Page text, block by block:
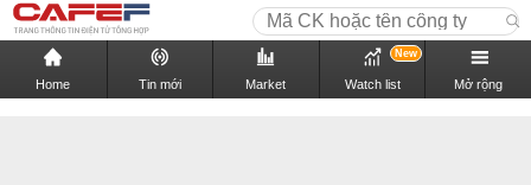
Home Tin mới Market Watch list
New
Mở rộng